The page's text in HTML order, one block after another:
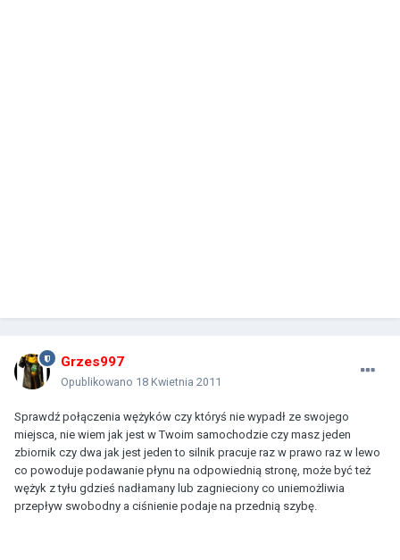
Grzes997
Opublikowano 18 Kwietnia 2011
Sprawdź połączenia wężyków czy któryś nie wypadł ze swojego
miejsca, nie wiem jak jest w Twoim samochodzie czy masz jeden
zbiornik czy dwa jak jest jeden to silnik pracuje raz w prawo raz w lewo
co powoduje podawanie płynu na odpowiednią stronę, może być też
wężyk z tyłu gdzieś nadłamany lub zagnieciony co uniemożliwia
przepływ swobodny a ciśnienie podaje na przednią szybę.